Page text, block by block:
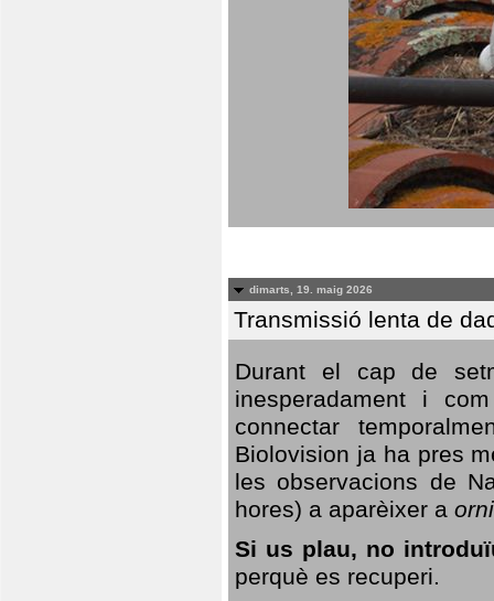
dimarts, 19. maig 2026
Transmissió lenta de
Durant el cap de
inesperadament i
connectar
Biolovision ja ha pres
les observacions de
hores) a aparèixer a
Si us plau, no
perquè es recuperi.